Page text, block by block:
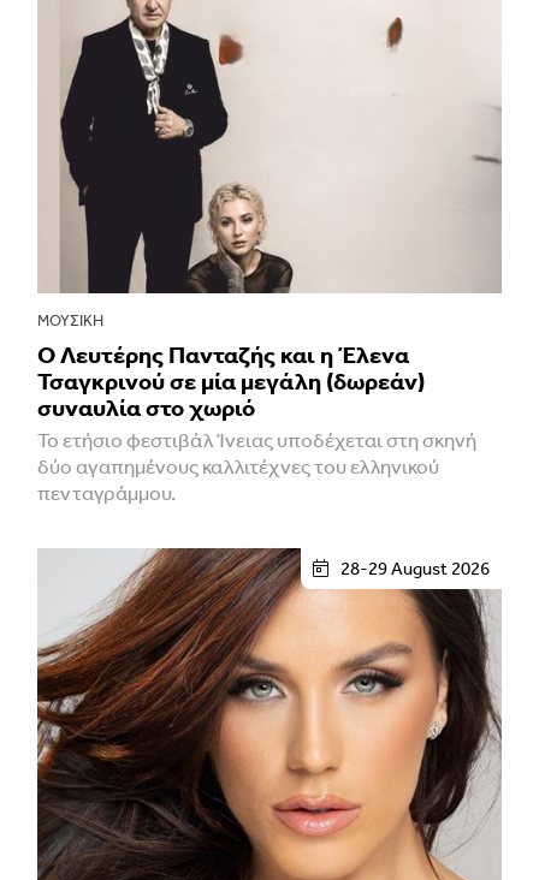
ΜΟΥΣΙΚΉ
Ο Λευτέρης Πανταζής και η Έλενα
Τσαγκρινού σε μία μεγάλη (δωρεάν)
συναυλία στο χωριό
Το ετήσιο φεστιβάλ Ίνειας υποδέχεται στη σκηνή
δύο αγαπημένους καλλιτέχνες του ελληνικού
πενταγράμμου.
28-29 August 2026